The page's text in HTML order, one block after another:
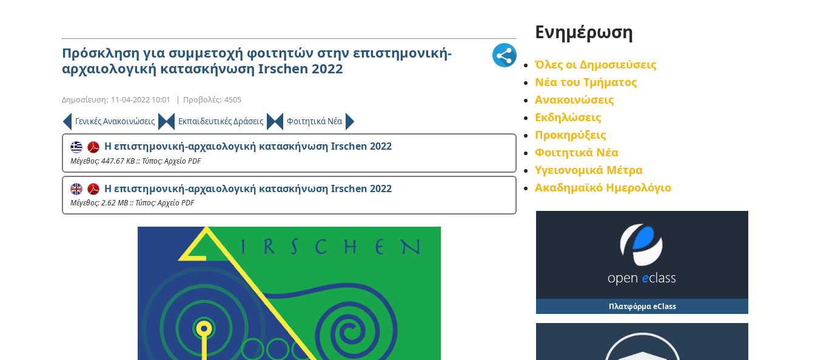
Πρόσκληση για συμμετοχή φοιτητών στην επιστημονική-
αρχαιολογική κατασκήνωση Irschen 2022
Δημοσίευση: 11-04-2022 10:01 | Προβολές: 4505
Γενικές Ανακοινώσεις Εκπαιδευτικές Δράσεις Φοιτητικά Νέα
Η επιστημονική-αρχαιολογική κατασκήνωση Irschen 2022
Mέγεθος: 447.67 KB :: Τύπος: Αρχείο PDF
Η επιστημονική-αρχαιολογική κατασκήνωση Irschen 2022
Mέγεθος: 2.62 MB :: Τύπος: Αρχείο PDF
Ενημέρωση
Όλες οι Δημοσιεύσεις
Νέα του Τμήματος
Ανακοινώσεις
Εκδηλώσεις
Προκηρύξεις
Φοιτητικά Νέα
Υγειονομικά Μέτρα
Ακαδημαϊκό Ημερολόγιο
Πλατφόρμα eClass